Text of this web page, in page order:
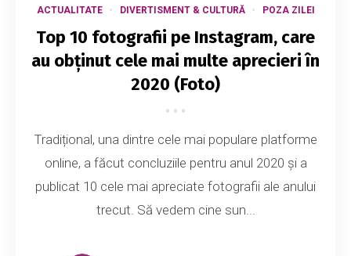
ACTUALITATE DIVERTISMENT & CULTURĂ POZA ZILEI
Top 10 fotografii pe Instagram, care
au obținut cele mai multe aprecieri în
2020 (Foto)
Tradițional, una dintre cele mai populare platforme
online, a făcut concluziile pentru anul 2020 și a
publicat 10 cele mai apreciate fotografii ale anului
trecut. Să vedem cine sun...